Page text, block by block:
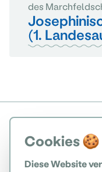
Cookies 🍪
Diese Website
des
(1.